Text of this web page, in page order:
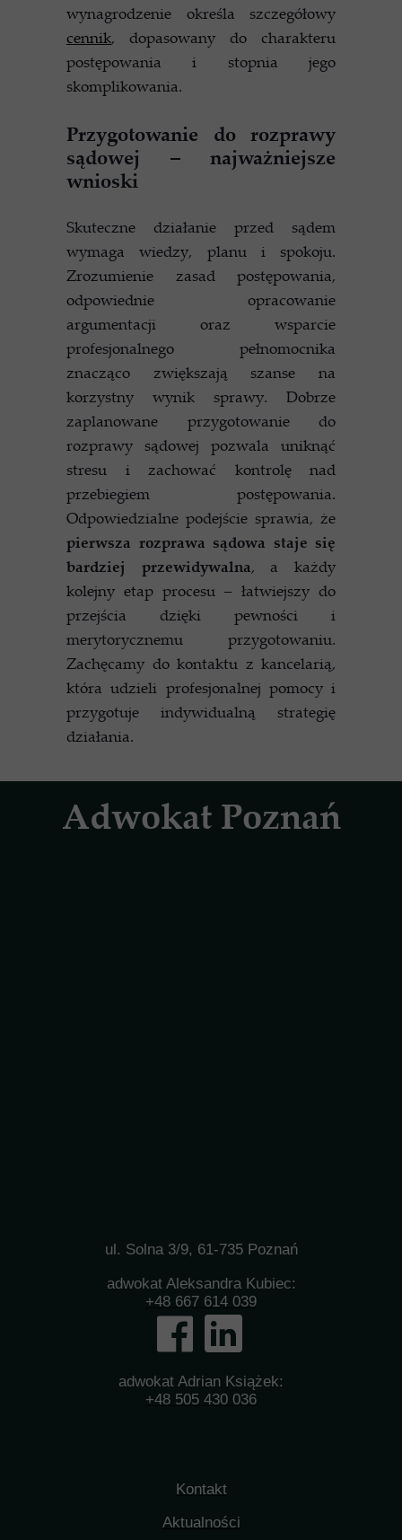
Kontakt
Aktualności
adwokat Aleksandra Kubiec:
+48 667 614 039
ul. Solna 3/9, 61-735 Poznań
adwokat Adrian Książek:
+48 505 430 036
Adwokat Poznań
wynagrodzenie określa szczegółowy
cennik, dopasowany do charakteru
postępowania i stopnia jego
skomplikowania.
Przygotowanie do rozprawy
sądowej – najważniejsze
wnioski
Skuteczne działanie przed sądem
wymaga wiedzy, planu i spokoju.
Zrozumienie zasad postępowania,
odpowiednie opracowanie
argumentacji oraz wsparcie
profesjonalnego pełnomocnika
znacząco zwiększają szanse na
korzystny wynik sprawy. Dobrze
zaplanowane przygotowanie do
rozprawy sądowej pozwala uniknąć
stresu i zachować kontrolę nad
przebiegiem postępowania.
Odpowiedzialne podejście sprawia, że
pierwsza rozprawa sądowa staje się
bardziej przewidywalna, a każdy
kolejny etap procesu – łatwiejszy do
przejścia dzięki pewności i
merytorycznemu przygotowaniu.
Zachęcamy do kontaktu z kancelarią,
która udzieli profesjonalnej pomocy i
przygotuje indywidualną strategię
działania.